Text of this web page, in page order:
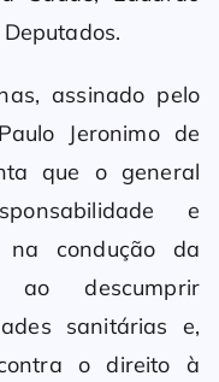
assinado pelo
Jeronimo de
que o general
e
na condução da
descumprir
sanitárias e,
o direito à